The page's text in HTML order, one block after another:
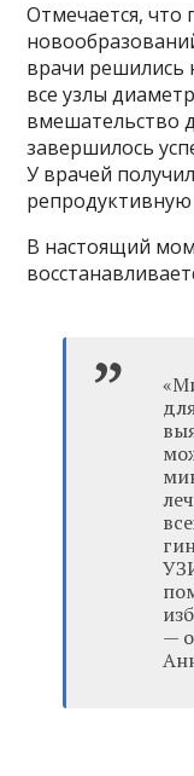
Отмечается, что
врачи решились
все узлы
вмешательство
завершилось
У врачей
В настоящий
—